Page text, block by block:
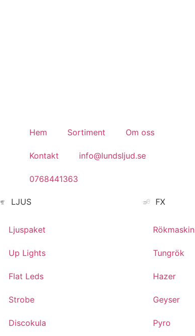
Hem Sortiment Om oss
Kontakt info@lundsljud.se
0768441363
LJUS
Ljuspaket
Up Lights
Flat Leds
Strobe
Discokula
FX
Rökmaskin
Tungrök
Hazer
Geyser
Pyro